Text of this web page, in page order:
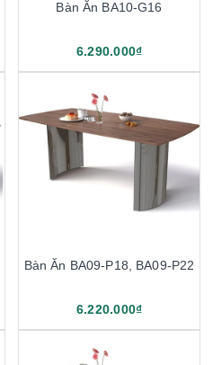
Bàn Ăn BA10-G16
6.290.000₫
Bàn Ăn BA09-P18, BA09-P22
6.220.000₫